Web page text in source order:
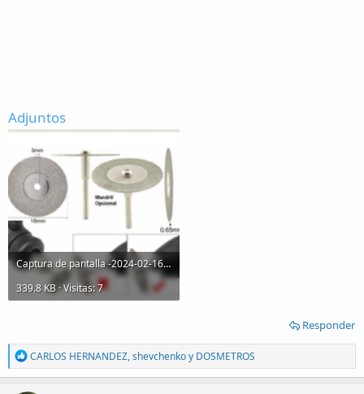
Adjuntos
Captura de pantalla -2024-02-16 09-34-20.png
339.8 KB · Visitas: 7
Responder
R
e
a
CARLOS HERNANDEZ,shevchenkoy DOSMETROS